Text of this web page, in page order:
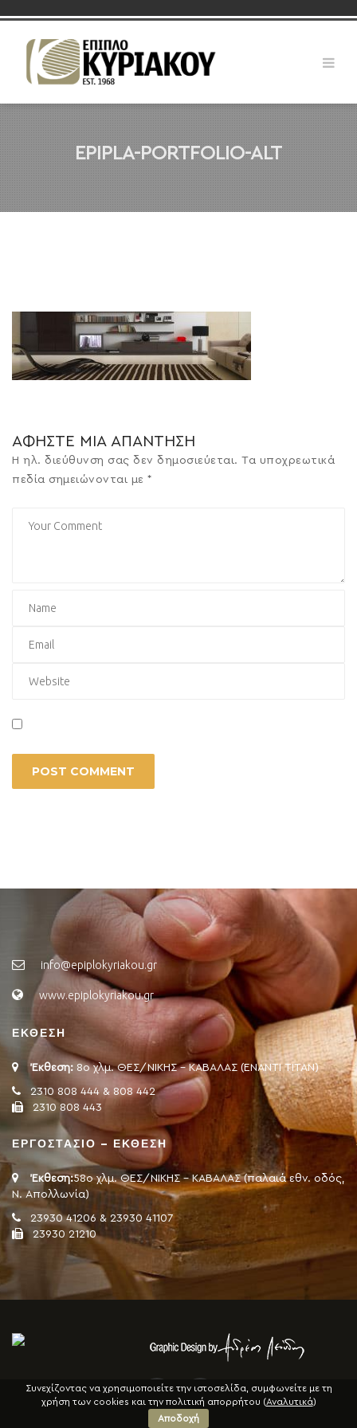
EPIPLA-PORTFOLIO-ALT
ΑΦΉΣΤΕ ΜΙΑ ΑΠΆΝΤΗΣΗ
Η ηλ. διεύθυνση σας δεν δημοσιεύεται. Τα υποχρεωτικά
πεδία σημειώνονται με *
info@epiplokyriakou.gr
www.epiplokyriakou.gr
ΕΚΘΕΣΗ
Έκθεση: 8ο χλμ. ΘΕΣ/ΝΙΚΗΣ - ΚΑΒΑΛΑΣ (ΕΝΑΝΤΙ ΤΙΤΑΝ)
2310 808 444 & 808 442
2310 808 443
ΕΡΓΟΣΤΑΣΙΟ – ΕΚΘΕΣΗ
Έκθεση:58ο χλμ. ΘΕΣ/ΝΙΚΗΣ - ΚΑΒΑΛΑΣ (παλαιά εθν. οδός,
Ν. Απολλωνία)
23930 41206 & 23930 41107
23930 21210
Συνεχίζοντας να χρησιμοποιείτε την ιστοσελίδα, συμφωνείτε με τη
χρήση των cookies και την πολιτική απορρήτου (Αναλυτικά)
Αποδοχή